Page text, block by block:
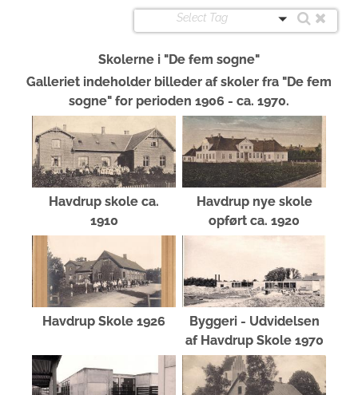
Select Tag
Skolerne i "De fem sogne"
Galleriet indeholder billeder af skoler fra "De fem
sogne" for perioden 1906 - ca. 1970.
Havdrup skole ca.
1910
Havdrup nye skole
opført ca. 1920
Havdrup Skole 1926
Byggeri - Udvidelsen
af Havdrup Skole 1970